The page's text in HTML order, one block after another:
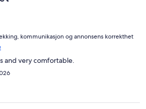
kommunikasjon og annonsens korrekthet
and very comfortable.